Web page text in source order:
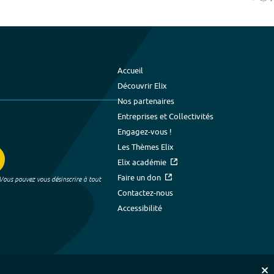
pouvez vous désinscrire à tout
Accueil
Découvrir Elix
Nos partenaires
Entreprises et Collectivités
Engagez-vous !
Les Thèmes Elix
Elix académie
Faire un don
Contactez-nous
Accessibilité